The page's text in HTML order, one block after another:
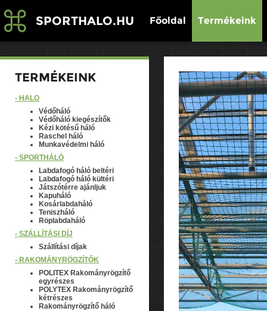
SPORTHALO.HU Főoldal Termékeink
TERMÉKEINK
- HÁLÓ
Védőháló
Védőháló kiegészítők
Kézi kötésű háló
Raschel háló
Munkavédelmi háló
- SPORTHÁLÓ
Labdafogó háló beltéri
Labdafogó háló kültéri
Játszótérre ajánljuk
Kapuháló
Kosárlabdaháló
Teniszháló
Röplabdaháló
- SZÁLLÍTÁSI DÍJ
Szállítási díjak
- RAKOMÁNYRÖGZÍTŐK
POLITEX Rakományrögzítő
egyrészes
POLYTEX Rakományrögzítő
kétrészes
Rakományrögzítő háló